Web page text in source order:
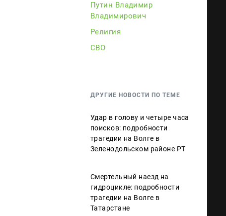
Путин Владимир
Владимирович
Религия
СВО
ДРУГИЕ НОВОСТИ ПО ТЕМЕ
Удар в голову и четыре часа
поисков: подробности
трагедии на Волге в
Зеленодольском районе РТ
Смертельный наезд на
гидроцикле: подробности
трагедии на Волге в
Татарстане